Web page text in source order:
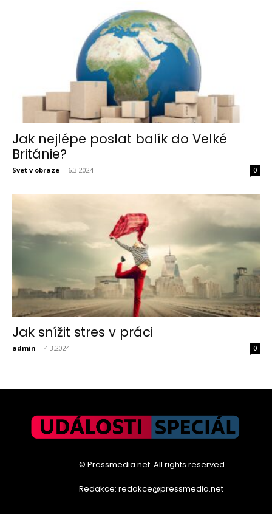
Jak nejlépe poslat balík do Velké
Británie?
Svet v obraze - 6.3.2024 0
Jak snížit stres v práci
admin - 4.3.2024 0
© Pressmedia.net. All rights reserved.
Redakce: redakce@pressmedia.net